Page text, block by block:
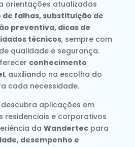
orientações atualizadas
falhas, substituição de
preventiva, dicas de
técnicos, sempre com
qualidade e segurança.
conhecimento
, auxiliando na escolha do
cada necessidade.
aplicações em
residenciais e corporativos
da Wandertecpara
desempenho e